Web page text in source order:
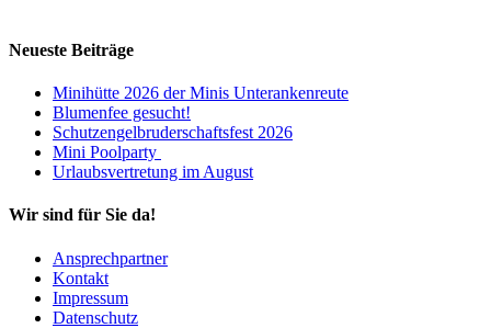
Neueste Beiträge
Minihütte 2026 der Minis Unterankenreute
Blumenfee gesucht!
Schutzengelbruderschaftsfest 2026
Mini Poolparty
Urlaubsvertretung im August
Wir sind für Sie da!
Ansprechpartner
Kontakt
Impressum
Datenschutz